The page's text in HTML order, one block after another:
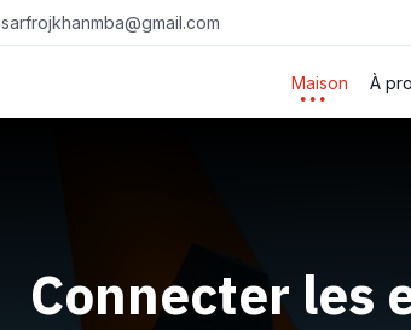
sarfrojkhanmba@gmail.com
Maison À
Connecter les